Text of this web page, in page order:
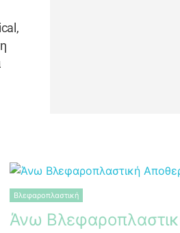
Βλεφαροπλαστική
Άνω